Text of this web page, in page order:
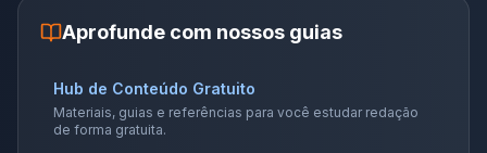
Aprofunde com nossos guias
Hub de Conteúdo Gratuito
Materiais, guias e referências para você estudar redação
de forma gratuita.